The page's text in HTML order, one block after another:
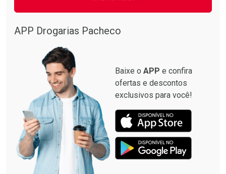
APP Drogarias Pacheco
Baixe o APP e confira
ofertas e descontos
exclusivos para você!